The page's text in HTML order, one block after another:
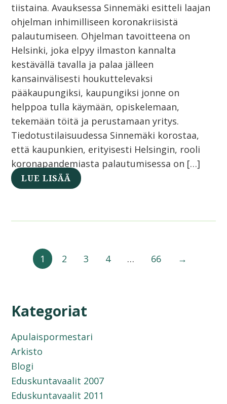
tiistaina. Avauksessa Sinnemäki esitteli laajan
ohjelman inhimilliseen koronakriisistä
palautumiseen. Ohjelman tavoitteena on
Helsinki, joka elpyy ilmaston kannalta
kestävällä tavalla ja palaa jälleen
kansainvälisesti houkuttelevaksi
pääkaupungiksi, kaupungiksi jonne on
helppoa tulla käymään, opiskelemaan,
tekemään töitä ja perustamaan yritys.
Tiedotustilaisuudessa Sinnemäki korostaa,
että kaupunkien, erityisesti Helsingin, rooli
koronapandemiasta palautumisessa on […]
LUE LISÄÄ
1 2 3 4 … 66 →
Kategoriat
Apulaispormestari
Arkisto
Blogi
Eduskuntavaalit 2007
Eduskuntavaalit 2011